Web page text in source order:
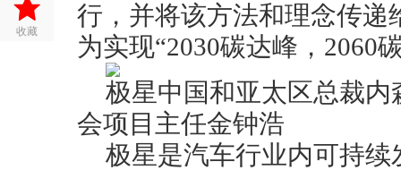
收藏
行，并将该方法和理念传
为实现“2030碳达峰，2060
极星中国和亚太区总裁内
会项目主任金钟浩
极星是汽车行业内可持续